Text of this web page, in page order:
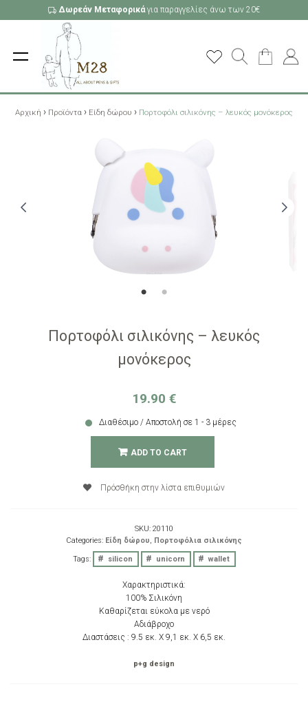
Δωρεάν Μεταφορικάγια παραγγελίες άνω των 20€
Αρχική › Προϊόντα › Είδη δώρου › Πορτοφόλι σιλικόνης – λευκός μονόκερος
Πορτοφόλι σιλικόνης – λευκός
μονόκερος
19.90 €
Διαθέσιμο / Αποστολή σε 1 - 3 μέρες
ADD TO CART
Πρόσθήκη στην λίστα επιθυμιών
SKU: 20110
Categories: Είδη δώρου, Πορτοφόλια σιλικόνης
Tags: silicon unicorn wallet
Χαρακτηριστικά:
100% Σιλικόνη
Καθαρίζεται εύκολα με νερό
Αδιάβροχο
Διαστάσεις : 9.5 εκ. X 9,1 εκ. X 6,5 εκ.
p+g design